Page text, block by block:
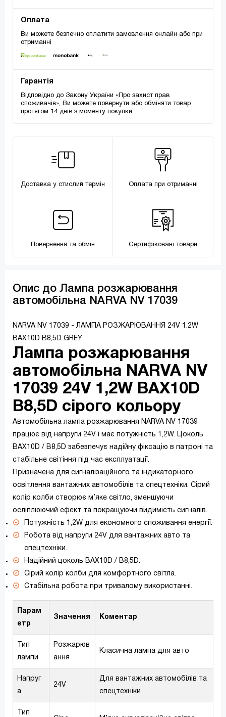
Оплата
Ви можете безпечно оплатити замовлення онлайн або при
отриманні
Гарантія
Відповідно до Закону України «Про захист прав
споживачів», Ви можете повернути або обміняти товар
протягом 14 днів з моменту покупки
Доставка у стислий термін Оплата при отриманні
Повернення та обмін Сертифіковані товари
Опис до Лампа розжарювання
автомобільна NARVA NV 17039
NARVA NV 17039 - ЛАМПА РОЗЖАРЮВАННЯ 24V 1.2W
BAX10D B8,5D GREY
Лампа розжарювання
автомобільна NARVA NV
17039 24V 1,2W BAX10D
B8,5D сірого кольору
Автомобільна лампа розжарювання NARVA NV 17039
працює від напруги 24V і має потужність 1,2W. Цоколь
BAX10D / B8,5D забезпечує надійну фіксацію в патроні та
стабільне світіння під час експлуатації.
Призначена для сигналізаційного та індикаторного
освітлення вантажних автомобілів та спецтехніки. Сірий
колір колби створює м’яке світло, зменшуючи
осліплюючий ефект та покращуючи видимість сигналів.
Потужність 1,2W для економного споживання енергії.
Робота від напруги 24V для вантажних авто та
спецтехніки.
Надійний цоколь BAX10D / B8,5D.
Сірий колір колби для комфортного світла.
Стабільна робота при тривалому використанні.
Парам
етр
Значення Коментар
Тип
лампи
Розжарюв
ання
Класична лампа для авто
Напруг
а
24V
Для вантажних автомобілів та
спецтехніки
Тип